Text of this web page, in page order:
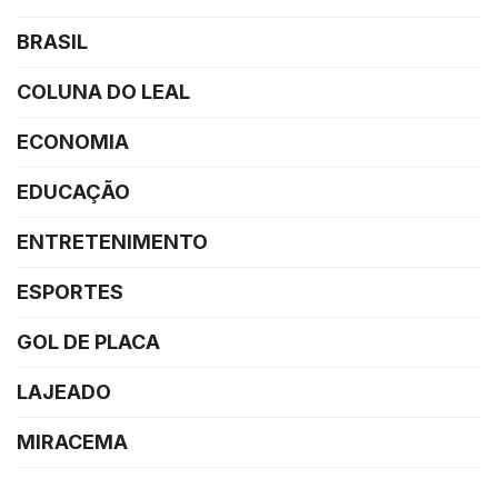
BRASIL
COLUNA DO LEAL
ECONOMIA
EDUCAÇÃO
ENTRETENIMENTO
ESPORTES
GOL DE PLACA
LAJEADO
MIRACEMA